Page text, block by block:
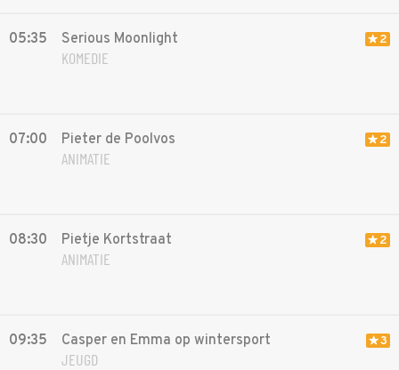
05:35 Serious Moonlight
KOMEDIE
2
07:00 Pieter de Poolvos
ANIMATIE
2
08:30 Pietje Kortstraat
ANIMATIE
2
09:35 Casper en Emma op wintersport
JEUGD
3